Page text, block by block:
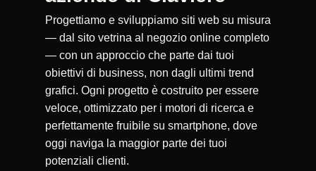
Progettiamo e sviluppiamo siti web su misura
— dal sito vetrina al negozio online completo
— con un approccio che parte dai tuoi
obiettivi di business, non dagli ultimi trend
grafici. Ogni progetto è costruito per essere
veloce, ottimizzato per i motori di ricerca e
perfettamente fruibile su smartphone, dove
oggi naviga la maggior parte dei tuoi
potenziali clienti.